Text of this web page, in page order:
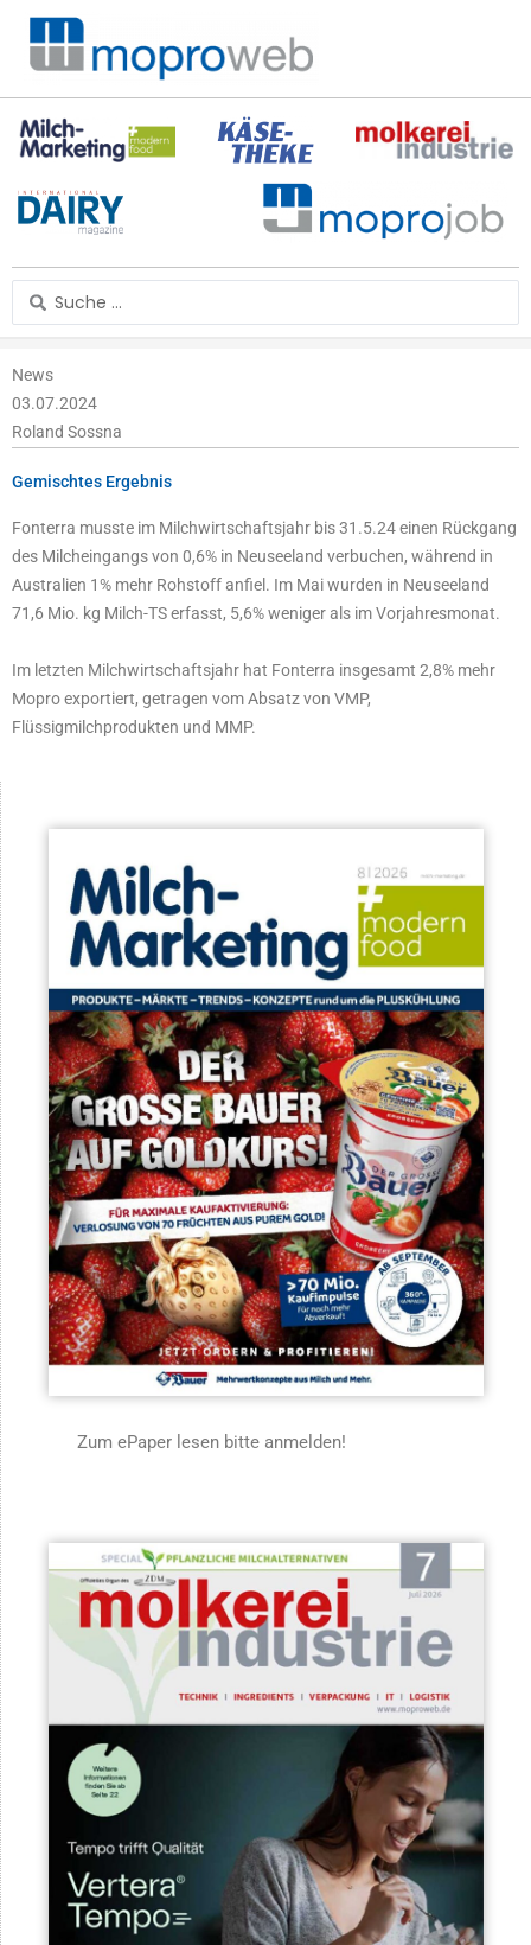
Zum
Inhalt
springen
Search
...
News
03.07.2024
Roland Sossna
Gemischtes Ergebnis
Fonterra musste im Milchwirtschaftsjahr bis 31.5.24 einen Rückgang
des Milcheingangs von 0,6% in Neuseeland verbuchen, während in
Australien 1% mehr Rohstoff anfiel. Im Mai wurden in Neuseeland
71,6 Mio. kg Milch-TS erfasst, 5,6% weniger als im Vorjahresmonat.
Im letzten Milchwirtschaftsjahr hat Fonterra insgesamt 2,8% mehr
Mopro exportiert, getragen vom Absatz von VMP,
Flüssigmilchprodukten und MMP.
Zum ePaper lesen bitte anmelden!